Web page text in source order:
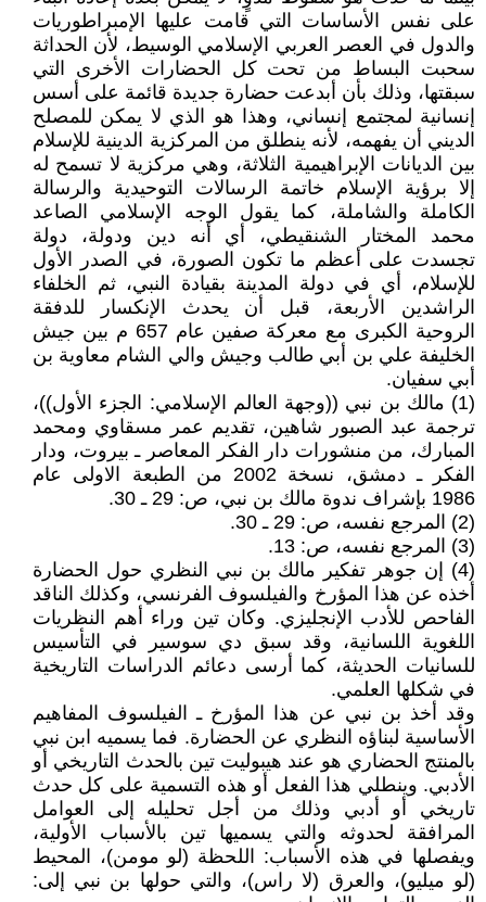
على نفس الأساسات التي قامت عليها الإمبراطوريات
والدول في العصر العربي الإسلامي الوسيط، لأن الحداثة
سحبت البساط من تحت كل الحضارات الأخرى التي
سبقتها، وذلك بأن أبدعت حضارة جديدة قائمة على أسس
إنسانية لمجتمع إنساني، وهذا هو الذي لا يمكن للمصلح
الديني أن يفهمه، لأنه ينطلق من المركزية الدينية للإسلام
بين الديانات الإبراهيمية الثلاثة، وهي مركزية لا تسمح له
إلا برؤية الإسلام خاتمة الرسالات التوحيدية والرسالة
الكاملة والشاملة، كما يقول الوجه الإسلامي الصاعد
محمد المختار الشنقيطي، أي أنه دين ودولة، دولة
تجسدت على أعظم ما تكون الصورة، في الصدر الأول
للإسلام، أي في دولة المدينة بقيادة النبي، ثم الخلفاء
الراشدين الأربعة، قبل أن يحدث الإنكسار للدفقة
الروحية الكبرى مع معركة صفين عام 657 م بين جيش
الخليفة علي بن أبي طالب وجيش والي الشام معاوية بن
أبي سفيان.
(1) مالك بن نبي ((وجهة العالم الإسلامي: الجزء الأول))،
ترجمة عبد الصبور شاهين، تقديم عمر مسقاوي ومحمد
المبارك، من منشورات دار الفكر المعاصر ـ بيروت، ودار
الفكر ـ دمشق، نسخة 2002 من الطبعة الاولى عام
1986 بإشراف ندوة مالك بن نبي، ص: 29 ـ 30.
(2) المرجع نفسه، ص: 29 ـ 30.
(3) المرجع نفسه، ص: 13.
(4) إن جوهر تفكير مالك بن نبي النظري حول الحضارة
أخذه عن هذا المؤرخ والفيلسوف الفرنسي، وكذلك الناقد
الفاحص للأدب الإنجليزي. وكان تين وراء أهم النظريات
اللغوية اللسانية، وقد سبق دي سوسير في التأسيس
للسانيات الحديثة، كما أرسى دعائم الدراسات التاريخية
في شكلها العلمي.
وقد أخذ بن نبي عن هذا المؤرخ ـ الفيلسوف المفاهيم
الأساسية لبناؤه النظري عن الحضارة. فما يسميه ابن نبي
بالمنتج الحضاري هو عند هيبوليت تين بالحدث التاريخي أو
الأدبي. وينطلي هذا الفعل أو هذه التسمية على كل حدث
تاريخي أو أدبي وذلك من أجل تحليله إلى العوامل
المرافقة لحدوثه والتي يسميها تين بالأسباب الأولية،
ويفصلها في هذه الأسباب: اللحظة (لو مومن)، المحيط
(لو ميليو)، والعرق (لا راس)، والتي حولها بن نبي إلى: